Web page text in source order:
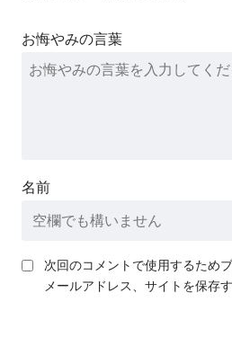
お悔やみの言葉
名前
次回のコメントで使用するため
メールアドレス、サイトを保存す